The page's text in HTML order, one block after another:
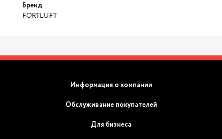
Бренд
FORTLUFT
Информация о компании
Обслуживание покупателей
Для бизнеса